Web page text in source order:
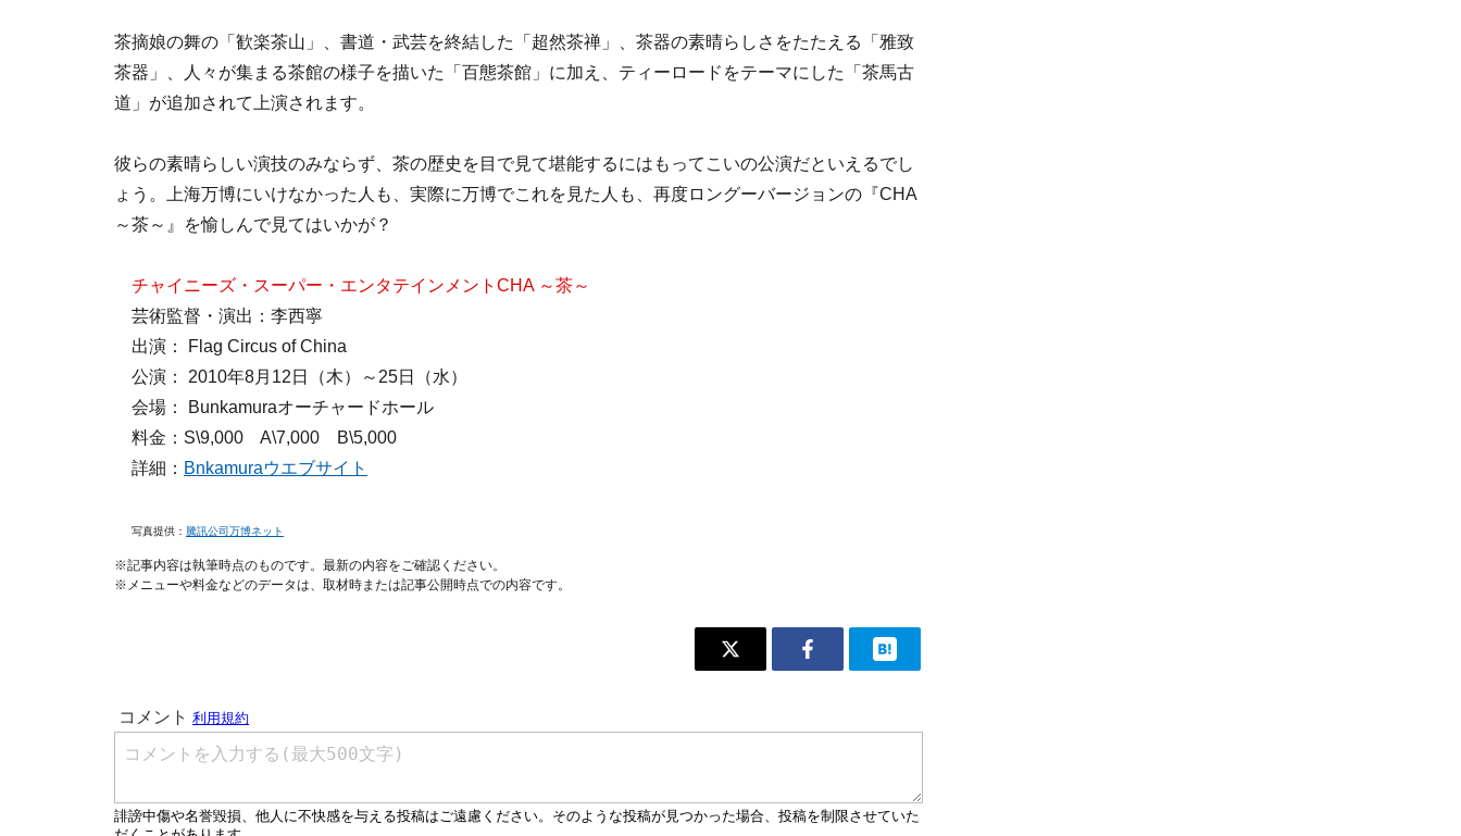
茶摘娘の舞の「歓楽茶山」、書道・武芸を終結した「超然茶禅」、茶器の素晴らしさをたたえる「雅致
茶器」、人々が集まる茶館の様子を描いた「百態茶館」に加え、ティーロードをテーマにした「茶馬古
道」が追加されて上演されます。
彼らの素晴らしい演技のみならず、茶の歴史を目で見て堪能するにはもってこいの公演だといえるでし
ょう。上海万博にいけなかった人も、実際に万博でこれを見た人も、再度ロングーバージョンの『CHA
～茶～』を愉しんで見てはいかが？
チャイニーズ・スーパー・エンタテインメントCHA ～茶～
芸術監督・演出：李西寧
出演： Flag Circus of China
公演： 2010年8月12日（木）～25日（水）
会場： Bunkamuraオーチャードホール
料金：S\9,000 A\7,000 B\5,000
詳細： Bnkamuraウエブサイト
写真提供： 騰訊公司万博ネット
※記事内容は執筆時点のものです。最新の内容をご確認ください。
※メニューや料金などのデータは、取材時または記事公開時点での内容です。